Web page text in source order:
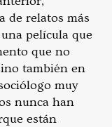
de relatos más
película que
que no
también en
muy
nunca han
están